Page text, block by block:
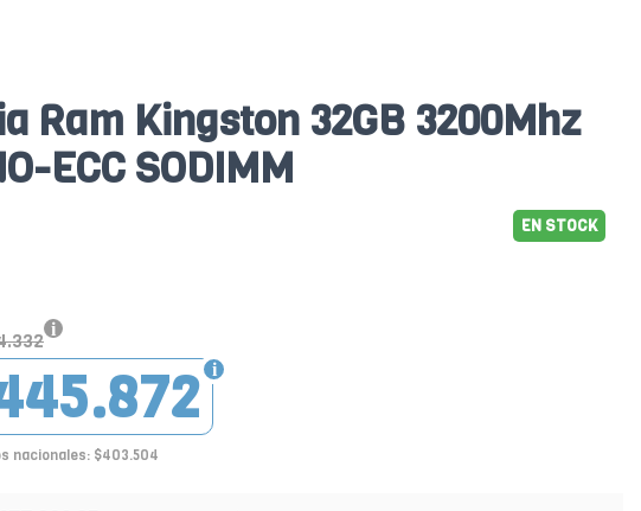
Ram Kingston 32GB 3200Mhz
ECC SODIMM
EN STOCK
nacionales: $403.504